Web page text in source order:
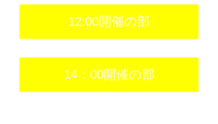
12:00開催の部
14：00開催の部